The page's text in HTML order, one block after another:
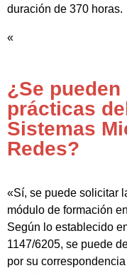
duración de 370 horas.
«
¿Se
prácticas
Sistemas
Redes?
«Sí, se puede solicitar
módulo de formación
Según lo establecido
1147/6205, se puede
por su